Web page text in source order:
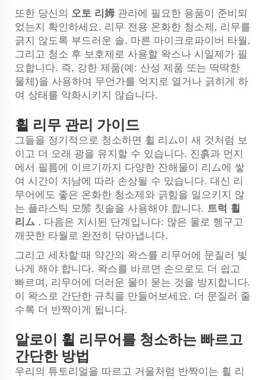
또한 당신의 오토 리姆 관리에 필요한 용품이 준비되
었는지 확인하세요. 리무 전용 온화한 청소제, 리무를
긁지 않도록 부드러운 솔, 마른 마이크로파이버 타월,
그리고 청소 후 보호제로 사용할 왁스나 시일제가 필
요합니다. 즉, 강한 제품(예: 산성 제품 또는 딱딱한
물체)을 사용하여 무언가를 억지로 열거나 긁히게 하
여 상태를 악화시키지 않습니다.
휠 리무 관리 가이드
그들을 정기적으로 청소하면 휠 리ム이 새 것처럼 보
이고 더 오래 광을 유지할 수 있습니다. 진흙과 먼지
에서 필름에 이르기까지 다양한 잔해물이 리ム에 쌓
여 시간이 지남에 따라 손상될 수 있습니다. 대신 리
무어에도 좋은 온화한 청소제와 긁힘을 일으키지 않
는 플라스틱 모鬃 칫솔을 사용해야 합니다. 트럭 휠
리ム . 다음은 지시된 단계입니다: 많은 물로 헹구고
깨끗한 타월로 완전히 닦아냅니다.
그리고 세차할 때 약간의 왁스를 리무어에 문질러 빛
나게 해야 합니다. 왁스를 바르면 손으로도 더 쉽고
빠르며, 리무어에 더러운 물이 묻는 것을 방지합니다.
이 왁스로 간단한 규칙을 만들어보세요. 더 문질러 줄
수록 더 반짝이게 됩니다.
알로이 휠 리무어를 청소하는 빠르고
간단한 방법
우리의 튜토리얼을 따르고 거울처럼 반짝이는 휠 리